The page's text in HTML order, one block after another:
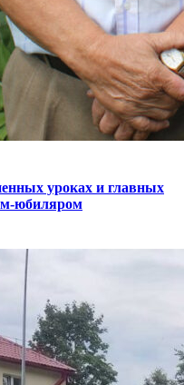
уроках и главных
юбиляром